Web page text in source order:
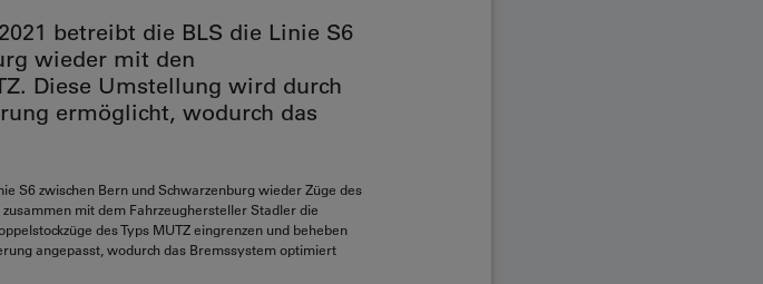
betreibt die BLS die Linie S6
wieder mit den
Diese Umstellung wird durch
ermöglicht, wodurch das
S6 zwischen Bern und Schwarzenburg wieder Züge des
mit dem Fahrzeughersteller Stadler die
des Typs MUTZ eingrenzen und beheben
angepasst, wodurch das Bremssystem optimiert